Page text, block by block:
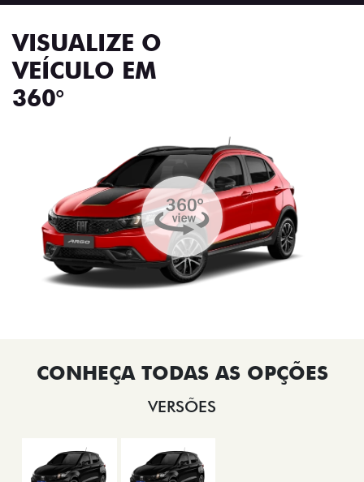
VISUALIZE O
VEÍCULO EM
360°
VERSÕES